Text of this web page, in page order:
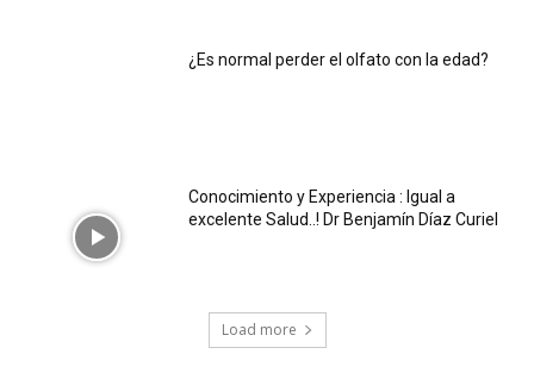
¿Es normal perder el olfato con la edad?
Conocimiento y Experiencia : Igual a
excelente Salud..! Dr Benjamín Díaz Curiel
Load more